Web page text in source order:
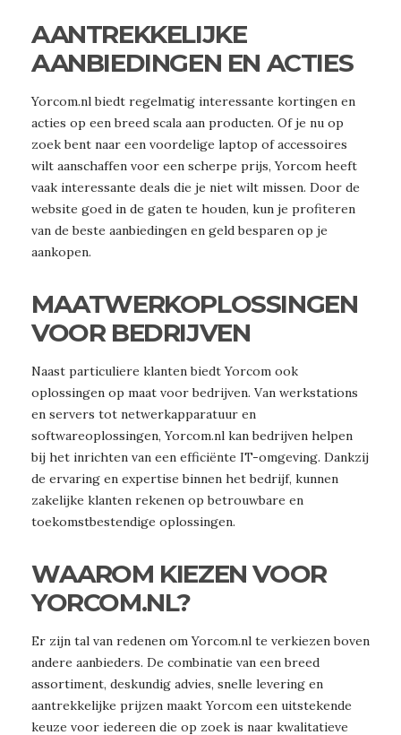
AANTREKKELIJKE
AANBIEDINGEN EN ACTIES
Yorcom.nl biedt regelmatig interessante kortingen en
acties op een breed scala aan producten. Of je nu op
zoek bent naar een voordelige laptop of accessoires
wilt aanschaffen voor een scherpe prijs, Yorcom heeft
vaak interessante deals die je niet wilt missen. Door de
website goed in de gaten te houden, kun je profiteren
van de beste aanbiedingen en geld besparen op je
aankopen.
MAATWERKOPLOSSINGEN
VOOR BEDRIJVEN
Naast particuliere klanten biedt Yorcom ook
oplossingen op maat voor bedrijven. Van werkstations
en servers tot netwerkapparatuur en
softwareoplossingen, Yorcom.nl kan bedrijven helpen
bij het inrichten van een efficiënte IT-omgeving. Dankzij
de ervaring en expertise binnen het bedrijf, kunnen
zakelijke klanten rekenen op betrouwbare en
toekomstbestendige oplossingen.
WAAROM KIEZEN VOOR
YORCOM.NL?
Er zijn tal van redenen om Yorcom.nl te verkiezen boven
andere aanbieders. De combinatie van een breed
assortiment, deskundig advies, snelle levering en
aantrekkelijke prijzen maakt Yorcom een uitstekende
keuze voor iedereen die op zoek is naar kwalitatieve